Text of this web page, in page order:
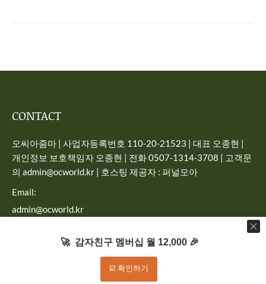
CONTACT
오씨아줌마 | 사업자등록번호 110-20-21523 | 대표 오종현 |
개인정보 보호책임자 오종현 | 전화 0507-1314-3708 | 고객문
의 admin@ocworld.kr | 호스팅 제공자 : 퍼널모아
Email:
admin@ocworld.kr
Dream-Theme — truly premium WordPress themes
🚀 감자친구 멤버십 월 12,000 🎉
☑️ 확인하기